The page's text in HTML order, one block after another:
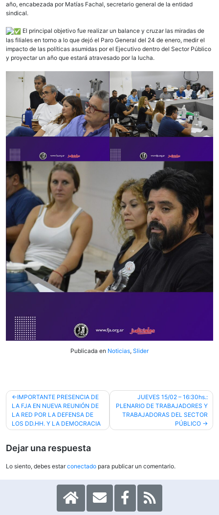
año, encabezada por Matías Fachal, secretario general de la entidad
sindical.
El principal objetivo fue realizar un balance y cruzar las miradas de
las filiales en torno a lo que dejó el Paro General del 24 de enero, medir el
impacto de las políticas asumidas por el Ejecutivo dentro del Sector Público
y proyectar un año que estará atravesado por la lucha.
Publicada en Noticias, Slider
Navegación
de
entradas
IMPORTANTE PRESENCIA DE
LA FJA EN NUEVA REUNIÓN DE
LA RED POR LA DEFENSA DE
LOS DD.HH. Y LA DEMOCRACIA
JUEVES 15/02 – 16:30hs.:
PLENARIO DE TRABAJADORES Y
TRABAJADORAS DEL SECTOR
PÚBLICO
Dejar una respuesta
Lo siento, debes estarconectado para publicar un comentario.